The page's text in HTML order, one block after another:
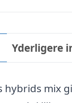
Yderligere
hybrids mix